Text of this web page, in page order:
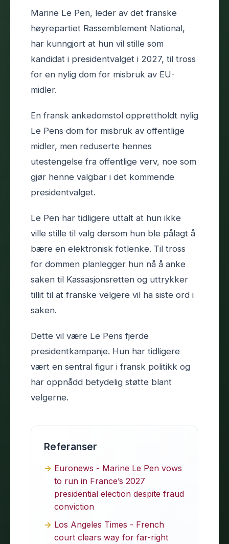
Marine Le Pen, leder av det franske
høyrepartiet Rassemblement National,
har kunngjort at hun vil stille som
kandidat i presidentvalget i 2027, til tross
for en nylig dom for misbruk av EU-
midler.
En fransk ankedomstol opprettholdt nylig
Le Pens dom for misbruk av offentlige
midler, men reduserte hennes
utestengelse fra offentlige verv, noe som
gjør henne valgbar i det kommende
presidentvalget.
Le Pen har tidligere uttalt at hun ikke
ville stille til valg dersom hun ble pålagt å
bære en elektronisk fotlenke. Til tross
for dommen planlegger hun nå å anke
saken til Kassasjonsretten og uttrykker
tillit til at franske velgere vil ha siste ord i
saken.
Dette vil være Le Pens fjerde
presidentkampanje. Hun har tidligere
vært en sentral figur i fransk politikk og
har oppnådd betydelig støtte blant
velgerne.
Referanser
Euronews - Marine Le Pen vows
to run in France’s 2027
presidential election despite fraud
conviction
Los Angeles Times - French
court clears way for far-right